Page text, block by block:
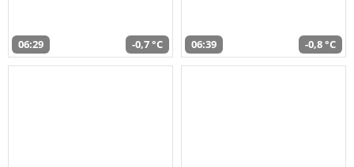
06:29 -0,7 °C 06:39 -0,8 °C